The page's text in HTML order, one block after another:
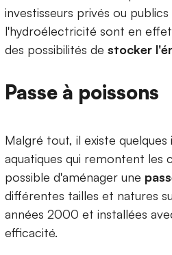
investisseurs privés ou
l'hydroélectricité sont en
des possibilités de stocker
Passe à poissons
Malgré tout, il existe
aquatiques qui remontent les
possible d'aménager une
différentes tailles et natures
années 2000 et installées
efficacité.